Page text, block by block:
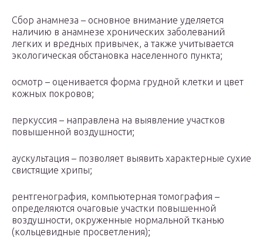
Сбор анамнеза – основное внимание уделяется
наличию в анамнезе хронических заболеваний
легких и вредных привычек, а также учитывается
экологическая обстановка населенного пункта;
осмотр – оценивается форма грудной клетки и цвет
кожных покровов;
перкуссия – направлена на выявление участков
повышенной воздушности;
аускультация – позволяет выявить характерные сухие
свистящие хрипы;
рентгенография, компьютерная томография –
определяются очаговые участки повышенной
воздушности, окруженные нормальной тканью
(кольцевидные просветления);